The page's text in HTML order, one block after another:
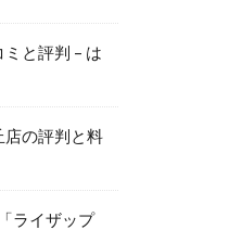
ミと評判 – は
店の評判と料
ライザップ